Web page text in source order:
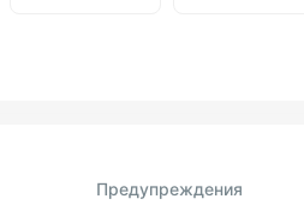
Предупреждения